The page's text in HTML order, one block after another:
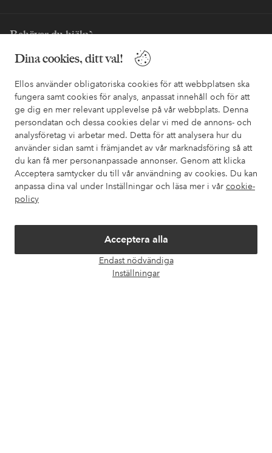
Dina cookies, ditt val!
Ellos använder obligatoriska cookies för att webbplatsen ska
fungera samt cookies för analys, anpassat innehåll och för att
ge dig en mer relevant upplevelse på vår webbplats. Denna
persondatan och dessa cookies delar vi med de annons- och
analysföretag vi arbetar med. Detta för att analysera hur du
använder sidan samt i främjandet av vår marknadsföring så att
du kan få mer personanpassade annonser. Genom att klicka
Acceptera samtycker du till vår användning av cookies. Du kan
anpassa dina val under Inställningar och läsa mer i vår cookie-
policy
Acceptera alla
Endast nödvändiga
Inställningar
Behöver du hjälp?
I vår FAQ hittar du svaren på de vanligaste frågorna. Här finns
också information om hur du enklast kontaktar oss.
Kundservice Beställning Betalsätt
Mina sidor
Om Ellos
Villkor